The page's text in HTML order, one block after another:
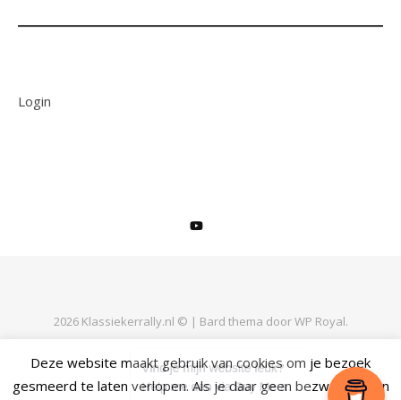
Login
2026 Klassiekerrally.nl © | Bard thema doorWP Royal.
TERUG NAAR BOVEN
Deze website maakt gebruik van cookies om je bezoek
gesmeerd te laten verlopen. Als je daar geen bezwaar tegen